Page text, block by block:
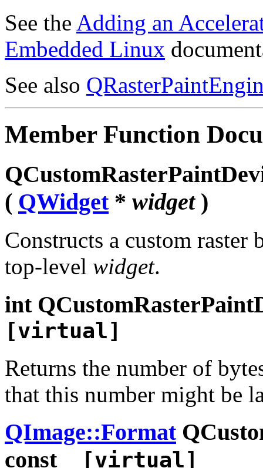
See the Adding an
Embedded Linux
See also
Member Function
( QWidget* widget)
Constructs a custom raster
top-level widget.
int
[virtual]
Returns the number of
that this number might be
QImage::Format
const
[virtual]